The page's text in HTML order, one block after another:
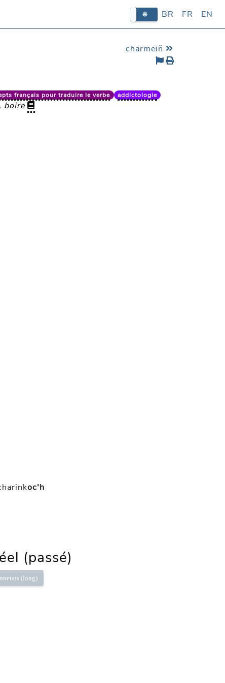
BR FR EN
BR FR EN
charmeiñ
français pour traduire le verbe addictologie
boire
oc'h
(passé)
(long)